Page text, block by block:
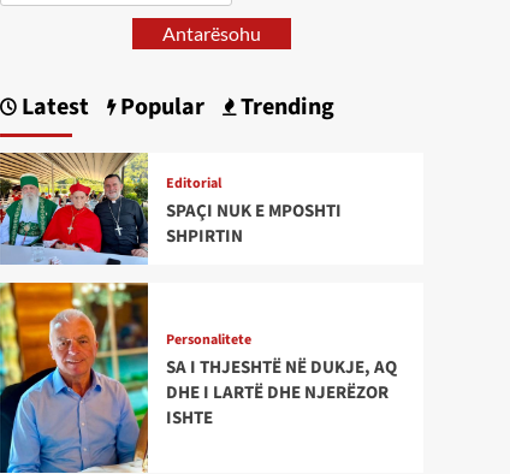
Antarësohu
Latest Popular Trending
Editorial
SPAÇI NUK E MPOSHTI
SHPIRTIN
Personalitete
SA I THJESHTË NË DUKJE, AQ
DHE I LARTË DHE NJERËZOR
ISHTE